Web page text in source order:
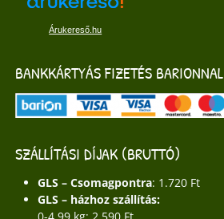
Árukereső.hu
BANKKÁRTYÁS FIZETÉS BARIONNAL
SZÁLLÍTÁSI DÍJAK (BRUTTÓ)
GLS – Csomagpontra: 1.720 Ft
GLS – házhoz szállítás: